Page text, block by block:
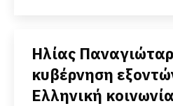
Ηλίας
κυβέρνηση
Ελληνική